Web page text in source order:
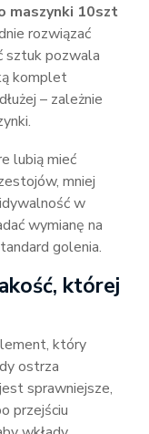
maszynki 10szt
rozwiązać
sztuk pozwala
komplet
– zależnie
lubią mieć
mniej
w
wymianę na
golenia.
której
który
ostrza
sprawniejsze,
przejściu